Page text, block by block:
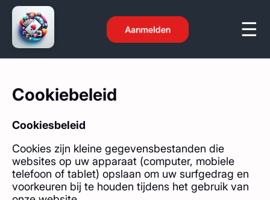
Aanmelden
Cookiebeleid
Cookiesbeleid
Cookies zijn kleine gegevensbestanden die
websites op uw apparaat (computer, mobiele
telefoon of tablet) opslaan om uw surfgedrag en
voorkeuren bij te houden tijdens het gebruik van